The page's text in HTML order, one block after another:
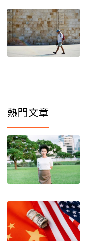
熱門文章